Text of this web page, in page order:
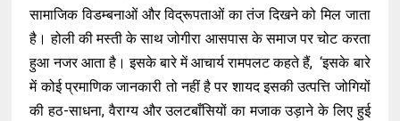
सामाजिक विडम्बनाओं और विद्रूपताओं का तंज दिखने को मिल जाता
है। होली की मस्ती के साथ जोगीरा आसपास के समाज पर चोट करता
हुआ नजर आता है। इसके बारे में आचार्य रामपलट कहते हैं, ‘इसके बारे
में कोई प्रमाणिक जानकारी तो नहीं है पर शायद इसकी उत्पत्ति जोगियों
की हठ-साधना, वैराग्य और उलटबाँसियों का मजाक उड़ाने के लिए हुई